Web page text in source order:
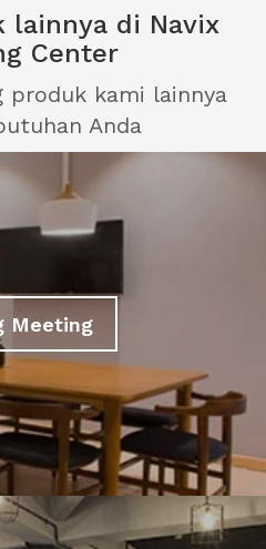
lainnya di Navix
Center
produk kami lainnya
Anda
Meeting